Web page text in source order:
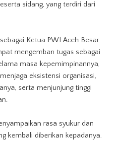
sidang, yang terdiri dari
Ketua PWI Aceh Besar
mengemban tugas sebagai
masa kepemimpinannya,
eksistensi organisasi,
serta menjunjung tinggi
rasa syukur dan
kembali diberikan kepadanya.